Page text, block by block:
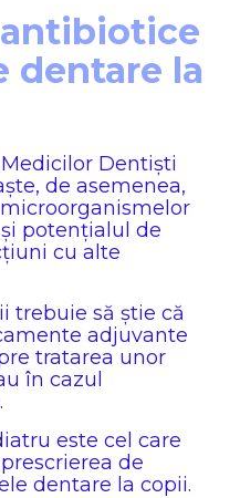
dentare la
Dentiști
de asemenea,
potențialul de
cu alte
trebuie să știe că
adjuvante
tratarea unor
în cazul
este cel care
de
dentare la copii.